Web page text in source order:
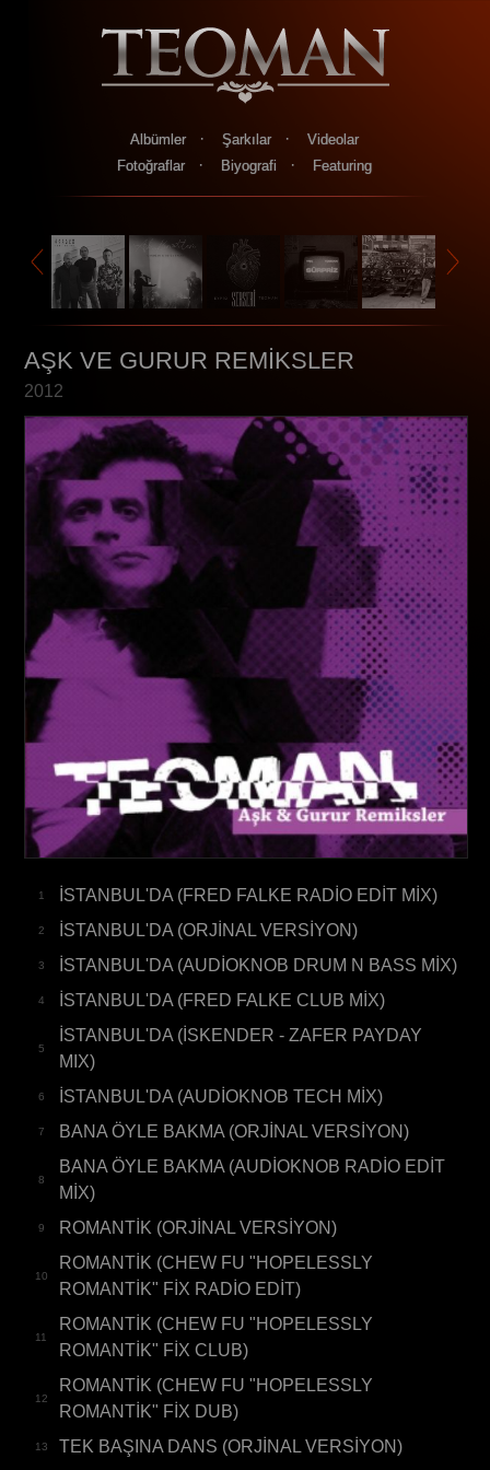
Albümler · Şarkılar ·
Videolar
Fotoğraflar
· Biyografi · Featuring
AŞK VE GURUR REMİKSLER
2012
1 İSTANBUL'DA (FRED FALKE RADİO EDİT MİX)
2 İSTANBUL'DA (ORJİNAL VERSİYON)
3 İSTANBUL'DA (AUDİOKNOB DRUM N BASS MİX)
4 İSTANBUL'DA (FRED FALKE CLUB MİX)
5
İSTANBUL'DA (İSKENDER - ZAFER PAYDAY
MIX)
6 İSTANBUL'DA (AUDİOKNOB TECH MİX)
7 BANA ÖYLE BAKMA (ORJİNAL VERSİYON)
8
BANA ÖYLE BAKMA (AUDİOKNOB RADİO EDİT
MİX)
9 ROMANTİK (ORJİNAL VERSİYON)
10
ROMANTİK (CHEW FU "HOPELESSLY
ROMANTİK" FİX RADİO EDİT)
11
ROMANTİK (CHEW FU "HOPELESSLY
ROMANTİK" FİX CLUB)
12
ROMANTİK (CHEW FU "HOPELESSLY
ROMANTİK" FİX DUB)
13 TEK BAŞINA DANS (ORJİNAL VERSİYON)